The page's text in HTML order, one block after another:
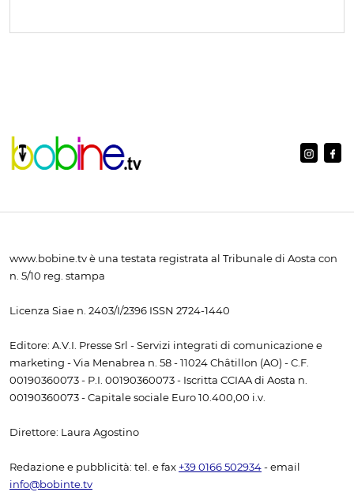
www.bobine.tv è una testata registrata al Tribunale di Aosta con
n. 5/10 reg. stampa
Licenza Siae n. 2403/I/2396 ISSN 2724-1440
Editore: A.V.I. Presse Srl - Servizi integrati di comunicazione e
marketing - Via Menabrea n. 58 - 11024 Châtillon (AO) - C.F.
00190360073 - P.I. 00190360073 - Iscritta CCIAA di Aosta n.
00190360073 - Capitale sociale Euro 10.400,00 i.v.
Direttore: Laura Agostino
Redazione e pubblicità: tel. e fax +39 0166 502934 - email
info@bobinte.tv